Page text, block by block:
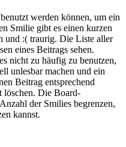
werden können, um ein
Smilie gibt es einen kurzen
und :( traurig. Die Liste aller
eines Beitrags sehen.
nicht zu häufig zu benutzen,
unlesbar machen und ein
Beitrag entsprechend
löschen. Die Board-
der Smilies begrenzen,
kannst.